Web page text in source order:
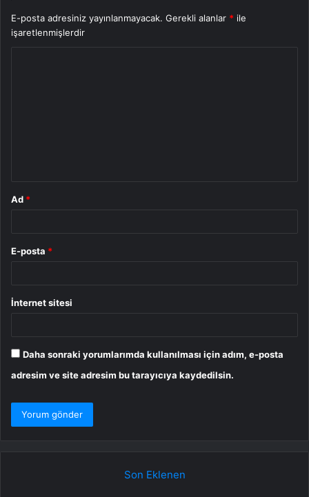
E-posta adresiniz yayınlanmayacak. Gerekli alanlar * ile
işaretlenmişlerdir
Ad *
E-posta *
İnternet sitesi
Daha sonraki yorumlarımda kullanılması için adım, e-posta
adresim ve site adresim bu tarayıcıya kaydedilsin.
Son Eklenen